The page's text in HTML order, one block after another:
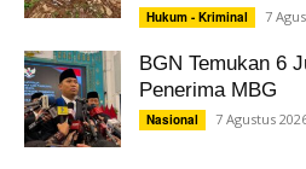
Hukum - Kriminal 7
BGN Temukan 6
Penerima MBG
Nasional 7 Agustus